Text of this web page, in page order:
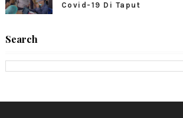
Covid-19 Di Taput
Search